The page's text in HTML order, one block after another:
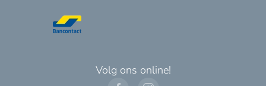
Volg ons online!